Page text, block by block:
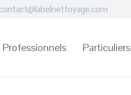
contact@labelnettoyage.com
Professionnels Particuliers